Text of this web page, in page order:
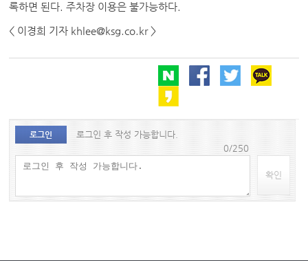
록하면 된다. 주차장 이용은 불가능하다.
< 이경희 기자 khlee@ksg.co.kr >
로그인
로그인 후 작성 가능합니다.
0/250
확인